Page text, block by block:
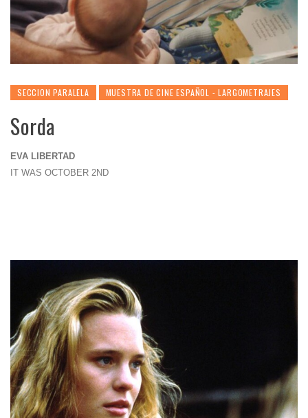
SECCION PARALELA MUESTRA DE CINE ESPAÑOL - LARGOMETRAJES
Sorda
EVA LIBERTAD
IT WAS OCTOBER 2ND